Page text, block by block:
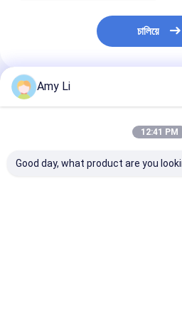
চালিয়ে
প্রস্তাবিত পণ্য
Amy Li
12:41 PM
Good day, what product are you